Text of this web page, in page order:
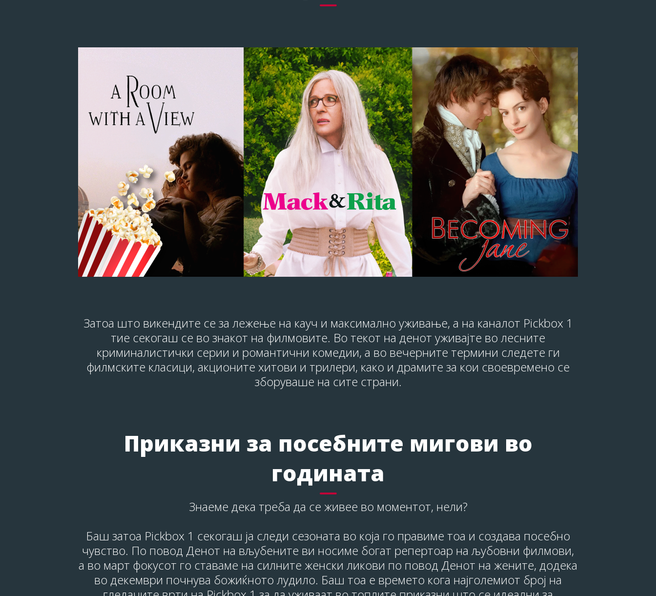
Затоа што викендите се за лежење на кауч и максимално уживање, а на каналот Pickbox 1
тие секогаш се во знакот на филмовите. Во текот на денот уживајте во лесните
криминалистички серии и романтични комедии, а во вечерните термини следете ги
филмските класици, акционите хитови и трилери, како и драмите за кои своевремено се
зборуваше на сите страни.
Приказни за посебните мигови во
годината
Знаеме дека треба да се живее во моментот, нели?
Баш затоа Pickbox 1 секогаш ја следи сезоната во која го правиме тоа и создава посебно
чувство. По повод Денот на вљубените ви носиме богат репертоар на љубовни филмови,
а во март фокусот го ставаме на силните женски ликови по повод Денот на жените, додека
во декември почнува божиќното лудило. Баш тоа е времето кога најголемиот број на